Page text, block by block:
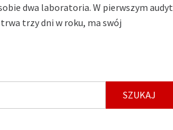
dwa laboratoria. W pierwszym audyt
trzy dni w roku, ma swój